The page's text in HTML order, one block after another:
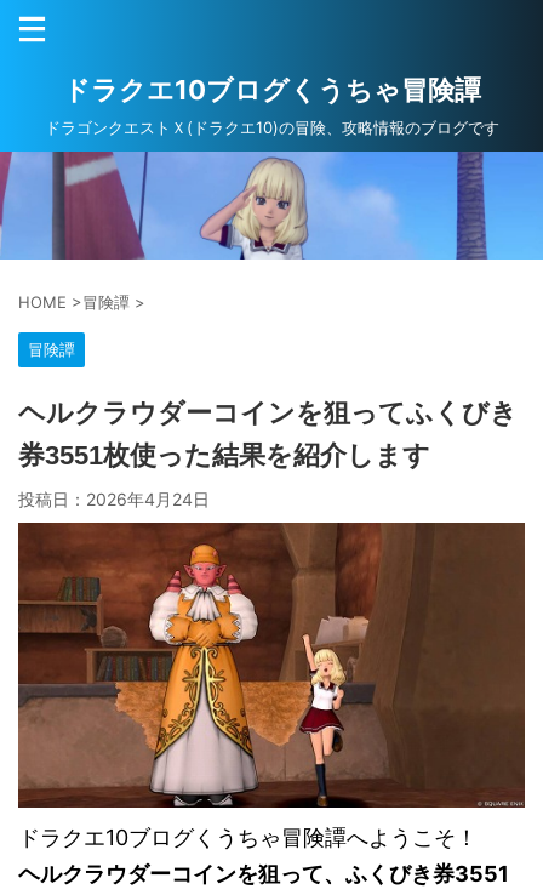
ドラクエ10ブログくうちゃ冒険譚
ドラゴンクエストＸ(ドラクエ10)の冒険、攻略情報のブログです
HOME >冒険譚 >
冒険譚
ヘルクラウダーコインを狙ってふくびき
券3551枚使った結果を紹介します
投稿日： 2026年4月24日
ドラクエ10ブログくうちゃ冒険譚へようこそ！
ヘルクラウダーコインを狙って、ふくびき券3551